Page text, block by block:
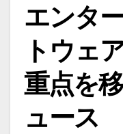
エンタ
トウェ
重点を
ュース